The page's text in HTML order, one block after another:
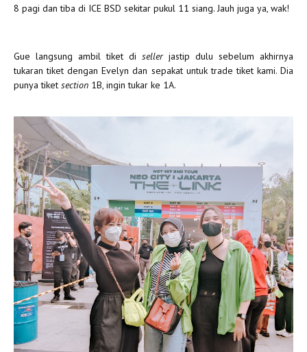
8 pagi dan tiba di ICE BSD sekitar pukul 11 siang. Jauh juga ya, wak!
Gue langsung ambil tiket di sellerjastip dulu sebelum akhirnya
tukaran tiket dengan Evelyn dan sepakat untuk trade tiket kami. Dia
punya tiket section 1B, ingin tukar ke 1A.